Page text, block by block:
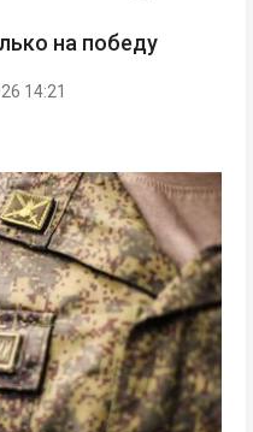
на победу
14:21